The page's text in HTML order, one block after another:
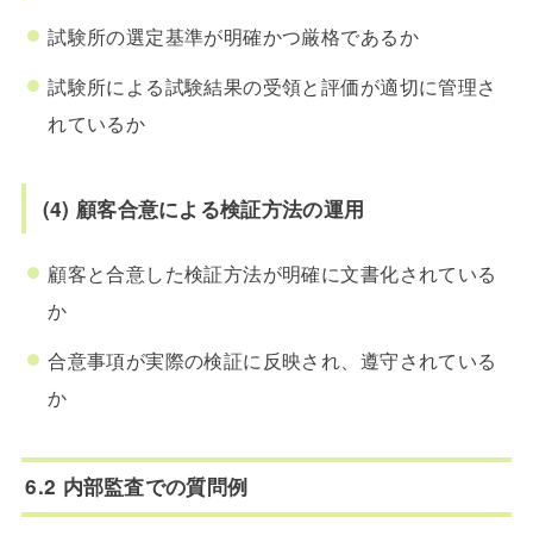
試験所の選定基準が明確かつ厳格であるか
試験所による試験結果の受領と評価が適切に管理さ
れているか
(4) 顧客合意による検証方法の運用
顧客と合意した検証方法が明確に文書化されている
か
合意事項が実際の検証に反映され、遵守されている
か
6.2 内部監査での質問例